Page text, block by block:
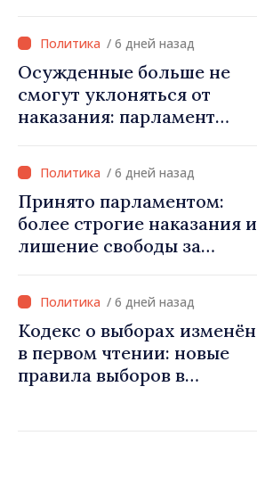
права для безработных и
трансграничных
работников
/ 6 дней назад
Осужденные больше не
смогут уклоняться от
наказания: парламент
расширяет электронный
мониторинг/ 6 дней назад
Принято парламентом:
более строгие наказания и
лишение свободы за
запрещённых веществ в
социальных сетях
/ 6 дней назад
Кодекс о выборах изменён
в первом чтении: новые
правила выборов в